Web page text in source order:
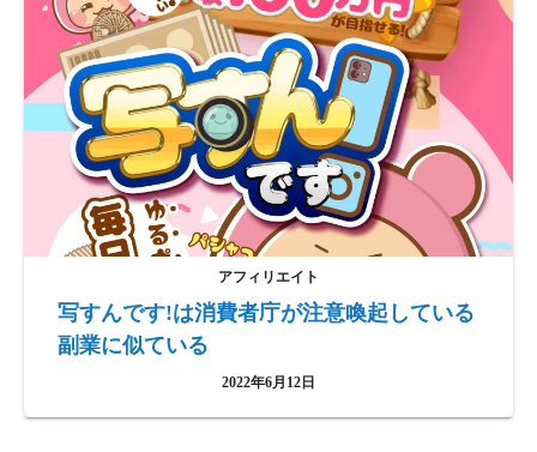
アフィリエイト
写すんです!は消費者庁が注意喚起している
副業に似ている
2022年6月12日